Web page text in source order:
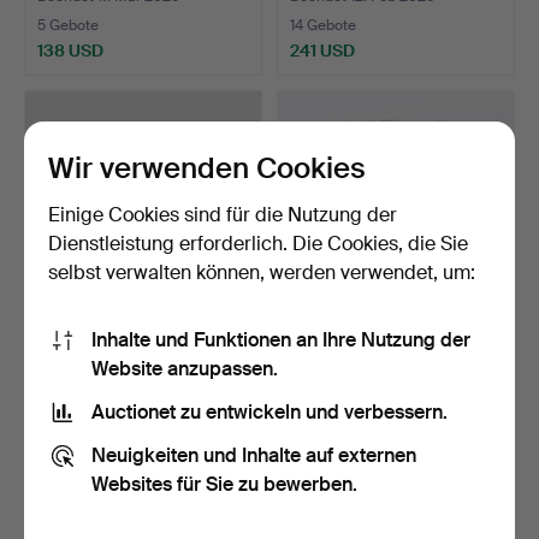
5 Gebote
138 USD
14 Gebote
241 USD
SONSTIGER SCHMUCK,
SCHMUCK.
Beendet 28. Nov 2025
639 USD
SCHMUCK, verschiedene
Beendet 2. Nov 2025
100 USD
Wir verwenden Cookies
Einige Cookies sind für die Nutzung der
Dienstleistung erforderlich. Die Cookies, die Sie
selbst verwalten können, werden verwendet, um:
Inhalte und Funktionen an Ihre Nutzung der
Website anzupassen.
Auctionet zu entwickeln und verbessern.
Neuigkeiten und Inhalte auf externen
Websites für Sie zu bewerben.